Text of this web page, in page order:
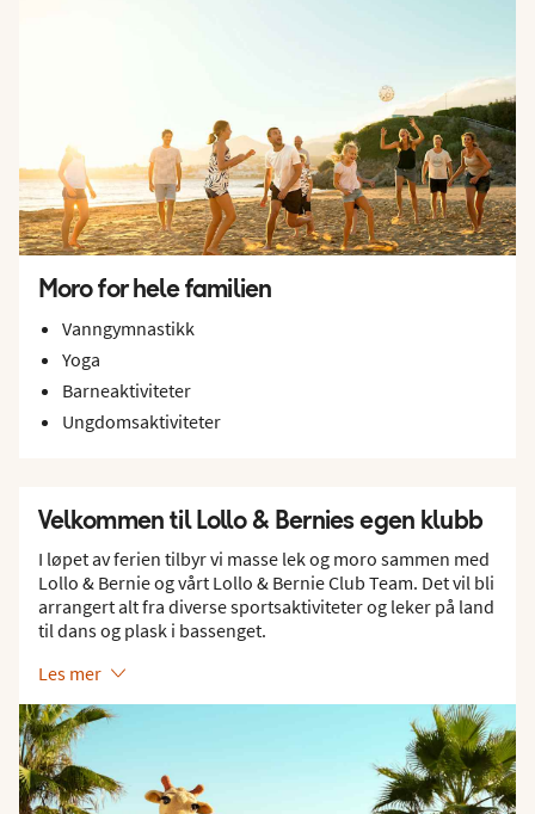
Moro for hele familien
Vanngymnastikk
Yoga
Barneaktiviteter
Ungdomsaktiviteter
Velkommen til Lollo & Bernies egen klubb
I løpet av ferien tilbyr vi masse lek og moro sammen med
Lollo & Bernie og vårt Lollo & Bernie Club Team. Det vil bli
arrangert alt fra diverse sportsaktiviteter og leker på land
til dans og plask i bassenget.
Les mer